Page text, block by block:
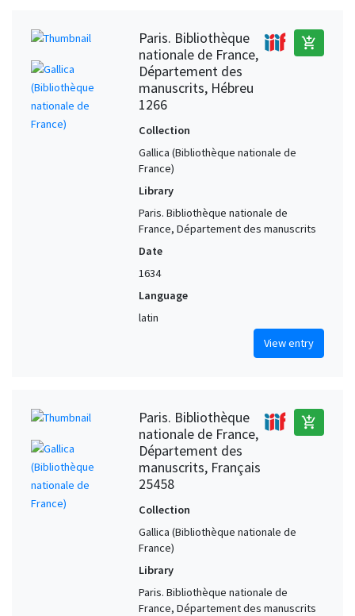
Paris. Bibliothèque
nationale de France,
Département des
manuscrits, Hébreu
1266
add_shopping_cart
Collection
Gallica (Bibliothèque nationale de
France)
Library
Paris. Bibliothèque nationale de
France, Département des manuscrits
Date
1634
Language
latin
View entry
Paris. Bibliothèque
nationale de France,
Département des
manuscrits, Français
25458
add_shopping_cart
Collection
Gallica (Bibliothèque nationale de
France)
Library
Paris. Bibliothèque nationale de
France, Département des manuscrits